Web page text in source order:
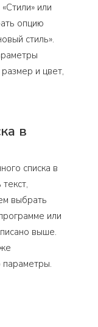
или
опцию
стиль».
размер и цвет,
в
списка в
выбрать
или
выше.
параметры.